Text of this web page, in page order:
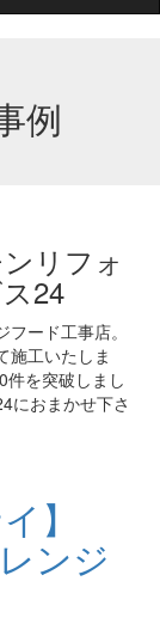
例
リフォ
24
ード工事店。
施工いたしま
を突破しまし
におまかせ下さ
】
ンジ